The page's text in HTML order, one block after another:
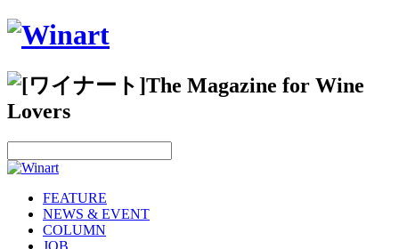
FEATURE
NEWS & EVENT
COLUMN
JOB